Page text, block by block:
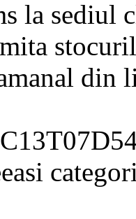
la sediul